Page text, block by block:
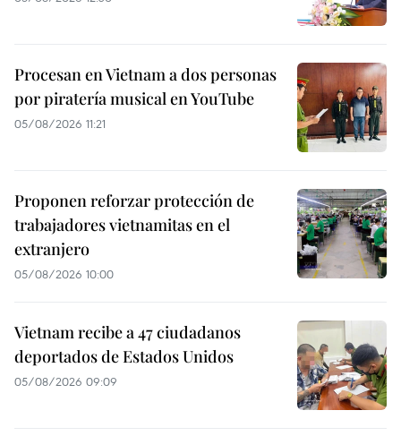
Procesan en Vietnam a dos personas
por piratería musical en YouTube
05/08/2026 11:21
Proponen reforzar protección de
trabajadores vietnamitas en el
extranjero
05/08/2026 10:00
Vietnam recibe a 47 ciudadanos
deportados de Estados Unidos
05/08/2026 09:09